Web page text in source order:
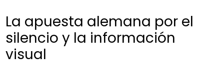
La apuesta alemana por el
silencio y la información
visual